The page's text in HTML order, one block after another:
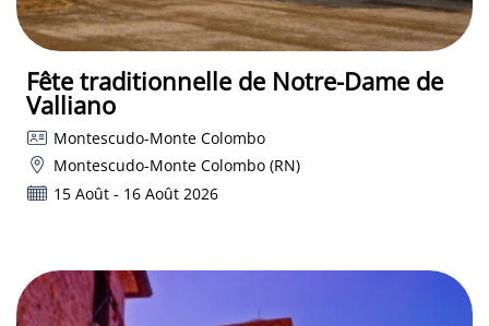
Fête traditionnelle de Notre-Dame de
Valliano
Montescudo-Monte Colombo
Montescudo-Monte Colombo (RN)
15 Août - 16 Août 2026